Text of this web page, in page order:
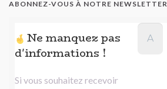
ABONNEZ-VOUS À NOTRE NEWSLETTER
Ne manquez pas
d'informations !
Si vous souhaitez recevoir